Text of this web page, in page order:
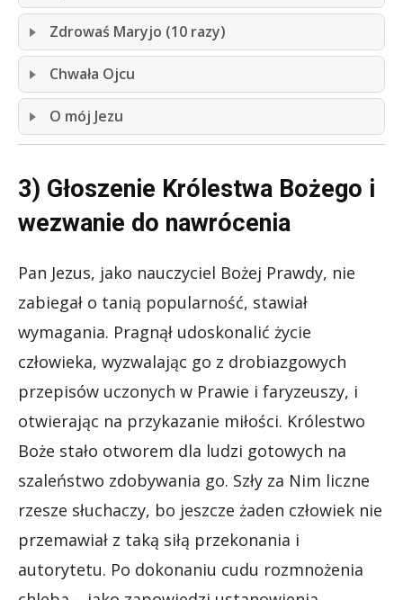
Zdrowaś Maryjo (10 razy)
Chwała Ojcu
O mój Jezu
3) Głoszenie Królestwa Bożego i
wezwanie do nawrócenia
Pan Jezus, jako nauczyciel Bożej Prawdy, nie
zabiegał o tanią popularność, stawiał
wymagania. Pragnął udoskonalić życie
człowieka, wyzwalając go z drobiazgowych
przepisów uczonych w Prawie i faryzeuszy, i
otwierając na przykazanie miłości. Królestwo
Boże stało otworem dla ludzi gotowych na
szaleństwo zdobywania go. Szły za Nim liczne
rzesze słuchaczy, bo jeszcze żaden człowiek nie
przemawiał z taką siłą przekonania i
autorytetu. Po dokonaniu cudu rozmnożenia